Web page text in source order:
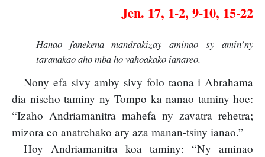
Jen. 17, 1-2, 9-10, 15-22
Hanao fanekena mandrakizay aminao sy amin’ny
taranakao aho mba ho vahoakako ianareo.
Nony efa sivy amby sivy folo taona i Abrahama
dia niseho taminy ny Tompo ka nanao taminy hoe:
“Izaho Andriamanitra mahefa ny zavatra rehetra;
mizora eo anatrehako ary aza manan-tsiny ianao.”
Hoy Andriamanitra koa taminy: “Ny aminao